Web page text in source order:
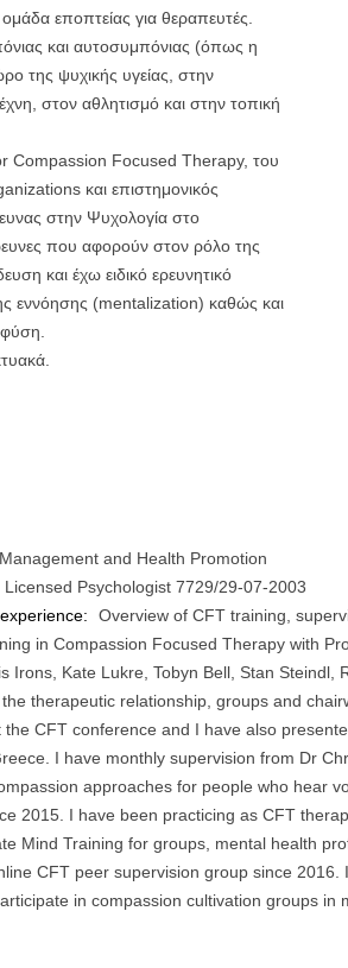
εποπτείας για θεραπευτές.
και αυτοσυμπόνιας (όπως η
της ψυχικής υγείας, στην
στον αθλητισμό και στην τοπική
Compassion Focused Therapy, του
και επιστημονικός
στην Ψυχολογία στο
που αφορούν στον ρόλο της
και έχω ειδικό ερευνητικό
εννόησης (mentalization) καθώς και
and Health Promotion
Licensed Psychologist 7729/29-07-2003
Overview of CFT training,
in Compassion Focused Therapy with
Irons, Kate Lukre, Tobyn Bell, Stan Steindl,
therapeutic relationship, groups and
CFT conference and I have also
I have monthly supervision from Dr
approaches for people who hear
2015. I have been practicing as CFT
Mind Training for groups, mental health
CFT peer supervision group since
in compassion cultivation groups in